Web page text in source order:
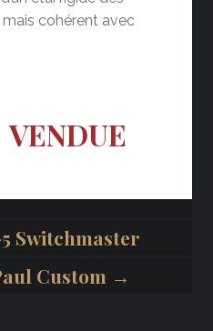
cohérent avec
VENDUE
Switchmaster
Custom →